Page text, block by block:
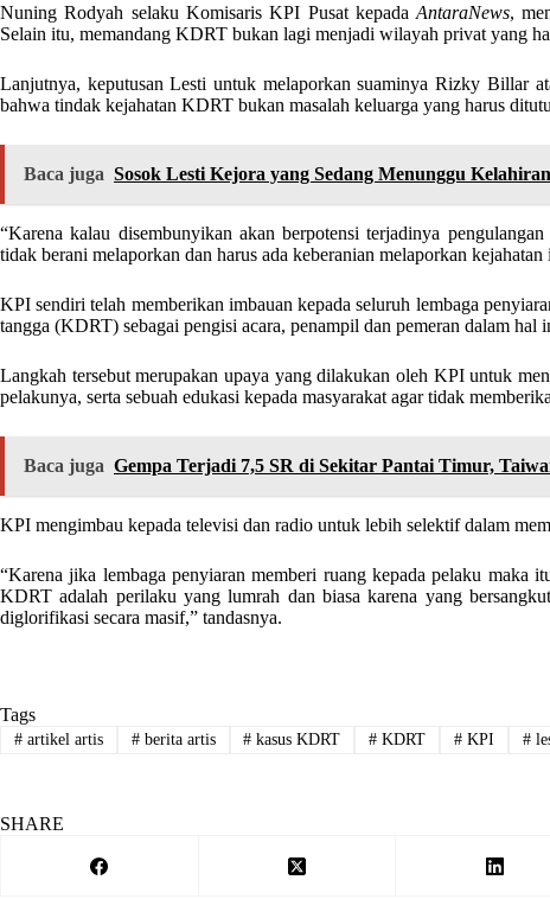
Nuning Rodyah selaku Komisaris KPI Pusat kepadaAntaraNews,
Selain itu, memandang KDRT bukan lagi menjadi wilayah privat yang
Lanjutnya, keputusan Lesti untuk melaporkan suaminya Rizky Billar
bahwa tindak kejahatan KDRT bukan masalah keluarga yang harus
Baca juga Sosok Lesti Kejora yang Sedang Menunggu
“Karena kalau disembunyikan akan berpotensi terjadinya
tidak berani melaporkan dan harus ada keberanian melaporkan
KPI sendiri telah memberikan imbauan kepada seluruh lembaga
tangga (KDRT) sebagai pengisi acara, penampil dan pemeran dalam
Langkah tersebut merupakan upaya yang dilakukan oleh KPI untuk
pelakunya, serta sebuah edukasi kepada masyarakat agar tidak
Baca juga Gempa Terjadi 7,5 SR di Sekitar Pantai Timur,
KPI mengimbau kepada televisi dan radio untuk lebih selektif dalam
“Karena jika lembaga penyiaran memberi ruang kepada pelaku maka
KDRT adalah perilaku yang lumrah dan biasa karena yang
diglorifikasi secara masif,” tandasnya.
Tags
#artikel artis #berita artis # kasus KDRT # KDRT # KPI #
SHARE